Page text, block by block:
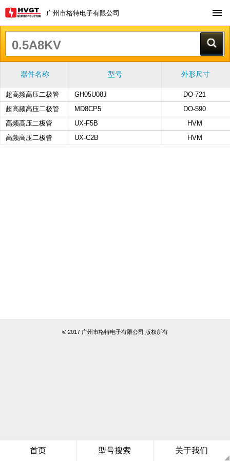
广州市格特电子有限公司
首页 型号搜索 关于我们
器件名称 型号 外形尺寸
超高频高压二极管 GH05U08J
DO-721
超高频高压二极管
MD8CP5
DO-590
高频高压二极管
UX-F5B
HVM
高频高压二极管
UX-C2B HVM
© 2017 广州市格特电子有限公司 版权所有